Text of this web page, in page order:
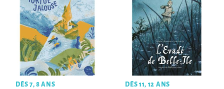
DÈS 7, 8 ANS DÈS 11, 12 ANS